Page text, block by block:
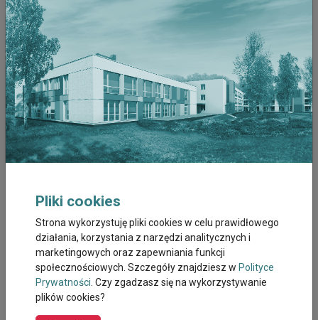
oddechowych, a cechą charakterystyczną schorzenia jest głośne
chrapanie podczas nocnego spoczynku, płytki oddech i przerwy w
oddychaniu. Spotęgowanie objawów powoduje silne zmęczenie
organizmu, nadmierne spożycie alkoholu lub zażycie środków
nasennych. Dochodzi także do częstych wybudzeń, uczucia
niepokoju i niemożności zaczerpnięcia oddechu. Poziom stresu
towarzyszący dezorientacji po gwałtownym przebudzeniu w
wielu przypadkach powoduje problem z ponownym zaśnięciem.
Brak snu u pacjenta powoduje frustrację, a nieodpowiednia
regeneracja powoduje uczucie ciągłego zmęczenia i nadmierną
senność w ciągu dnia. Należy podkreślić, iż zespół obturacyjnego
które wpływa na niedostateczne dotlenienie organizmu ze
brak snu będzie miał wpływ na zaburzenia koordynacji i
upośledzenie funkcji kognitywnych. Omawiana jednostka
chorobowa najczęściej występuje u pacjentów otyłych, stąd
podstawą w stopniowym pozbywaniu się objawów będzie utrata
masy ciała.
Pliki cookies
Strona wykorzystuję pliki cookies w celu prawidłowego
działania, korzystania z narzędzi analitycznych i
marketingowych oraz zapewniania funkcji
społecznościowych. Szczegóły znajdziesz w Polityce
Prywatności. Czy zgadzasz się na wykorzystywanie
plików cookies?